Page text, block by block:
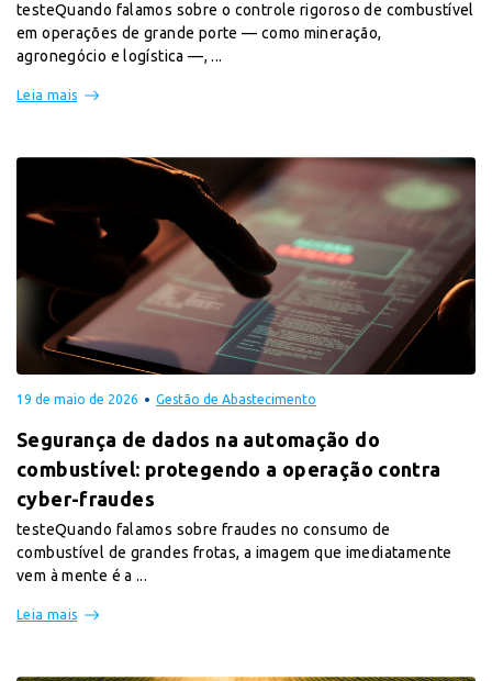
testeQuando falamos sobre o controle rigoroso de combustível
em operações de grande porte — como mineração,
agronegócio e logística —, ...
Leia mais
19 de maio de 2026 Gestão de Abastecimento
Segurança de dados na automação do
combustível: protegendo a operação contra
cyber-fraudes
testeQuando falamos sobre fraudes no consumo de
combustível de grandes frotas, a imagem que imediatamente
vem à mente é a ...
Leia mais